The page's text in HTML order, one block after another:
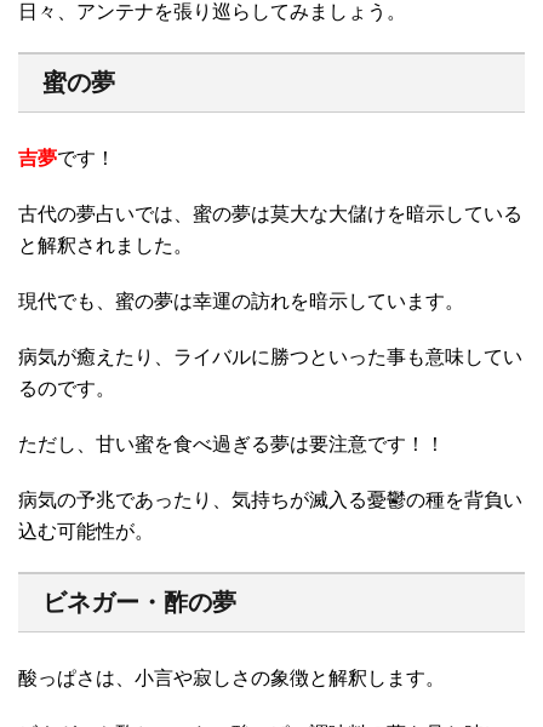
日々、アンテナを張り巡らしてみましょう。
蜜の夢
吉夢です！
古代の夢占いでは、蜜の夢は莫大な大儲けを暗示している
と解釈されました。
現代でも、蜜の夢は幸運の訪れを暗示しています。
病気が癒えたり、ライバルに勝つといった事も意味してい
るのです。
ただし、甘い蜜を食べ過ぎる夢は要注意です！！
病気の予兆であったり、気持ちが滅入る憂鬱の種を背負い
込む可能性が。
ビネガー・酢の夢
酸っぱさは、小言や寂しさの象徴と解釈します。